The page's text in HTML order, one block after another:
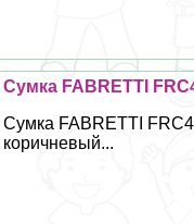
Сумка FABRETTI
Сумка FABRETTI
коричневый...